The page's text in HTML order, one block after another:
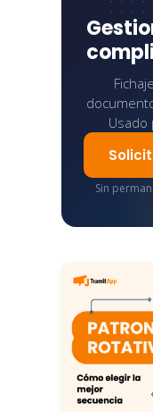
Sin